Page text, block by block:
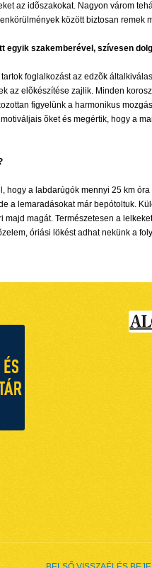
az idõszakokat. Nagyon várom
között biztosan remek
egyik szakemberével, szívesen
foglalkozást az edzõk
az elõkészítése zajlik. Minden
figyelünk a harmonikus
õket és megértik, hogy a
hogy a labdarúgók mennyi 25 km
a lemaradásokat már bepótoltuk.
magát. Természetesen a
óriási lökést adhat nekünk a